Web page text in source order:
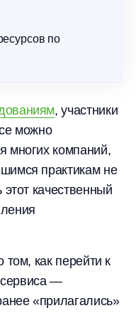
по
, участники
можно
многих компаний,
практикам не
этот качественный
том, как перейти к
—
«прилагались»